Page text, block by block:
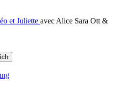
et Juliette avec Alice Sara Ott &